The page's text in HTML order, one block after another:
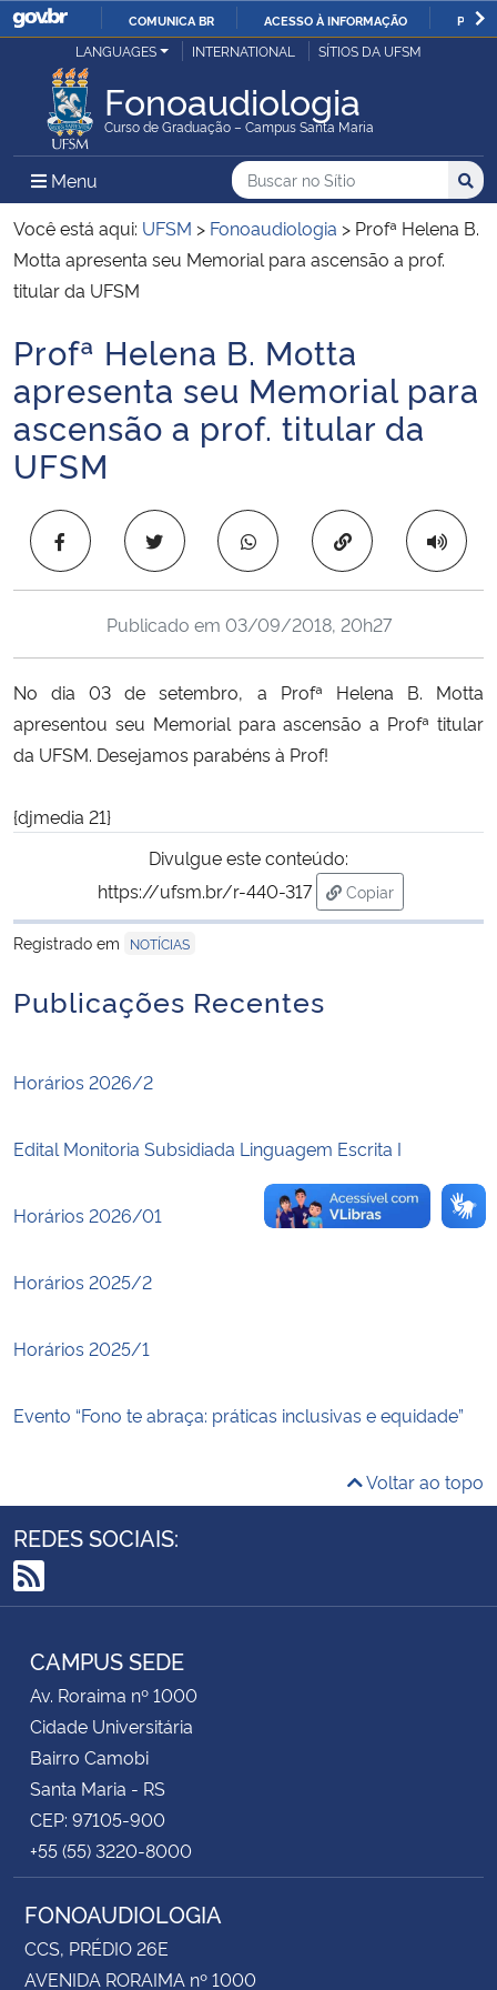
IR
O
COMUNICA BR ACESSO À INFORMAÇÃO
Ministério da Justiça e Segurança Pública
Ministério da Defesa
Ministério das Relações Exteriores
Ministério da Economia
Ministério da Infraestrutura
Ministério da Agricultura, Pecuária e Abastecimento
Ministério da Educação
Ministério da Cidadania
Ministério da Saúde
Ministério de Minas e Energia
Ministério da Ciência, Tecnologia, Inovações e Comunicações
Ministério do Meio Ambiente
Ministério do Turismo
Ministério do Desenvolvimento Regional
Controladoria-Geral da União
Advocacia-Geral da União
Banco Central do Brasil
Planalto
LANGUAGES INTERNATIONAL SÍTIOS DA UFSM
Fonoaudiologia
Curso de Graduação – Campus Santa Maria
Menu Menu Principal do Sítio
Busca
Buscar no no Sítio
Busca:
Você está aqui: UFSM > Fonoaudiologia > Profª Helena B.
Motta apresenta seu Memorial para ascensão a prof.
titular da UFSM
Início do conteúdo
Profª Helena B. Motta
apresenta seu Memorial para
ascensão a prof. titular da
UFSM
Copiar para área
Publicado em 03/09/2018, 20h27
No dia 03 de setembro, a Profª Helena B. Motta
apresentou seu Memorial para ascensão a Profª titular
da UFSM. Desejamos parabéns à Prof!
{djmedia 21}
Divulgue este conteúdo:
https://ufsm.br/r-440-317
Copiar
para área de
Registrado em
NOTÍCIAS
Publicações Recentes
Horários 2026/2
Edital Monitoria Subsidiada Linguagem Escrita I
Horários 2026/01
Horários 2025/2
Horários 2025/1
Evento “Fono te abraça: práticas inclusivas e equidade”
Voltar ao topo
REDES SOCIAIS:
RSS
CAMPUS SEDE
Av. Roraima nº 1000
Cidade Universitária
Bairro Camobi
Santa Maria - RS
CEP: 97105-900
+55 (55) 3220-8000
FONOAUDIOLOGIA
CCS, PRÉDIO 26E
AVENIDA RORAIMA nº 1000